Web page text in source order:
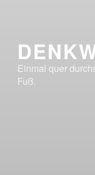
Einmal quer
Fuß.